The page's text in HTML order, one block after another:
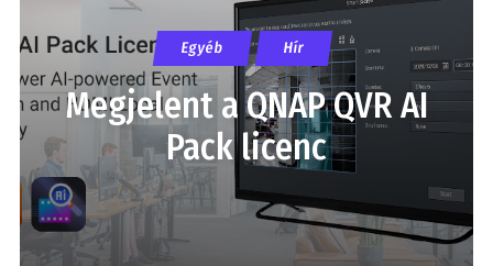
Egyéb Hír
Megjelent a QNAP QVR AI
Pack licenc